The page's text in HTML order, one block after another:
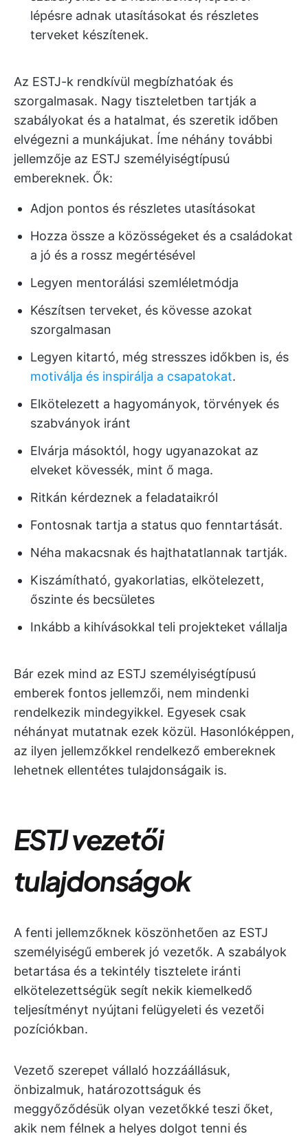
lépésre adnak utasításokat és részletes
terveket készítenek.
Az ESTJ-k rendkívül megbízhatóak és
szorgalmasak. Nagy tiszteletben tartják a
szabályokat és a hatalmat, és szeretik időben
elvégezni a munkájukat. Íme néhány további
jellemzője az ESTJ személyiségtípusú
embereknek. Ők:
Adjon pontos és részletes utasításokat
Hozza össze a közösségeket és a családokat
a jó és a rossz megértésével
Legyen mentorálási szemléletmódja
Készítsen terveket, és kövesse azokat
szorgalmasan
Legyen kitartó, még stresszes időkben is, és
motiválja és inspirálja a csapatokat.
Elkötelezett a hagyományok, törvények és
szabványok iránt
Elvárja másoktól, hogy ugyanazokat az
elveket kövessék, mint ő maga.
Ritkán kérdeznek a feladataikról
Fontosnak tartja a status quo fenntartását.
Néha makacsnak és hajthatatlannak tartják.
Kiszámítható, gyakorlatias, elkötelezett,
őszinte és becsületes
Inkább a kihívásokkal teli projekteket vállalja
Bár ezek mind az ESTJ személyiségtípusú
emberek fontos jellemzői, nem mindenki
rendelkezik mindegyikkel. Egyesek csak
néhányat mutatnak ezek közül. Hasonlóképpen,
az ilyen jellemzőkkel rendelkező embereknek
lehetnek ellentétes tulajdonságaik is.
ESTJ vezetői
tulajdonságok
A fenti jellemzőknek köszönhetően az ESTJ
személyiségű emberek jó vezetők. A szabályok
betartása és a tekintély tisztelete iránti
elkötelezettségük segít nekik kiemelkedő
teljesítményt nyújtani felügyeleti és vezetői
pozíciókban.
Vezető szerepet vállaló hozzáállásuk,
önbizalmuk, határozottságuk és
meggyőződésük olyan vezetőkké teszi őket,
akik nem félnek a helyes dolgot tenni és